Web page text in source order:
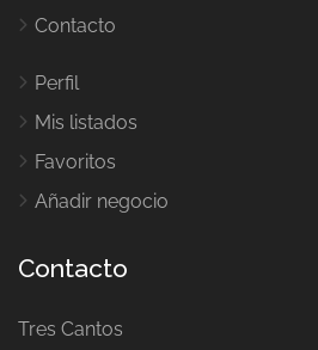
Contacto
Perfil
Mis listados
Favoritos
Añadir negocio
Contacto
Tres Cantos